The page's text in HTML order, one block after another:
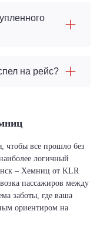
на рейс?
чтобы все прошло без
логичный
– Хемниц от KLR
пассажиров между
заботы, где ваша
ориентиром на